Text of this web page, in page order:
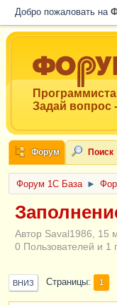
Добро пожаловать на
Задай вопрос
Форум Поиск
Форум 1C База ►
Автор Saval1986, 15
0 Пользователей и 1
ВНИЗ Страницы 1